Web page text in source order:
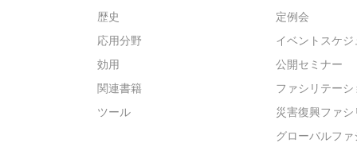
歴史
応用分野
効用
関連書籍
ツール
定例会
イベントスケジ
公開セミナー
ファシリテーシ
災害復興ファ
グローバルフ